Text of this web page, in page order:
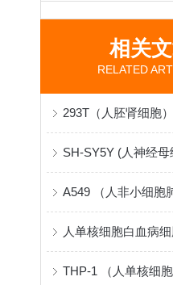
相关
RELATED
人单核细胞白血病